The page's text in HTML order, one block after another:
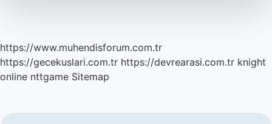
https://www.muhendisforum.com.tr
https://gecekuslari.com.tr https://devrearasi.com.tr knight
online nttgame Sitemap